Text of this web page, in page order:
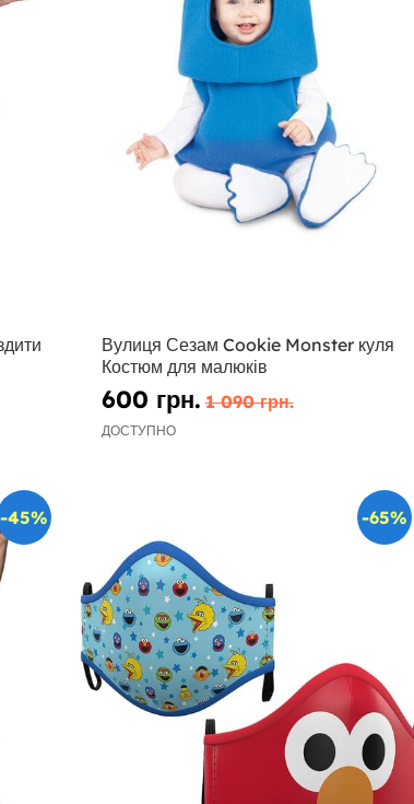
Вулиця Сезам Cookie Monster куля
Костюм для малюків
600 грн. 1 090 грн.
ДОСТУПНО
-45% -65%